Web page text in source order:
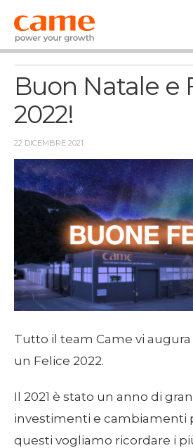
News
Buon Natale e
2022!
22 DICEMBRE 2021
Tutto il team Came vi
un Felice 2022.
Il 2021 è stato un anno di
investimenti e cambiamenti
questi vogliamo ricordare i